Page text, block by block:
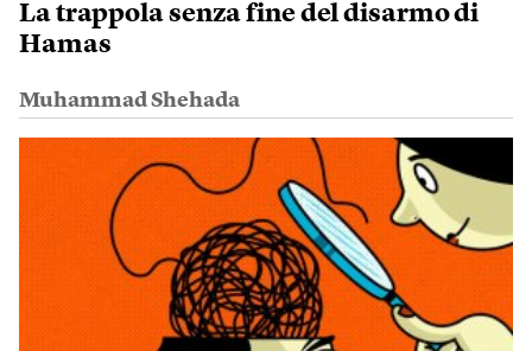
La trappola senza fine del disarmo di
Hamas
Muhammad Shehada